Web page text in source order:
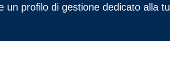
un profilo di gestione dedicato alla